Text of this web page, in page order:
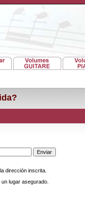
dirección inscrita.
lugar asegurado.